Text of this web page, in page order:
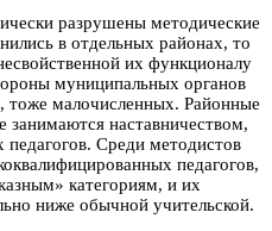
разрушены методические
в отдельных районах, то
их функционалу
муниципальных органов
тоже малочисленных. Районные
занимаются наставничеством,
Среди методистов
педагогов,
категориям, и их
ниже обычной учительской.